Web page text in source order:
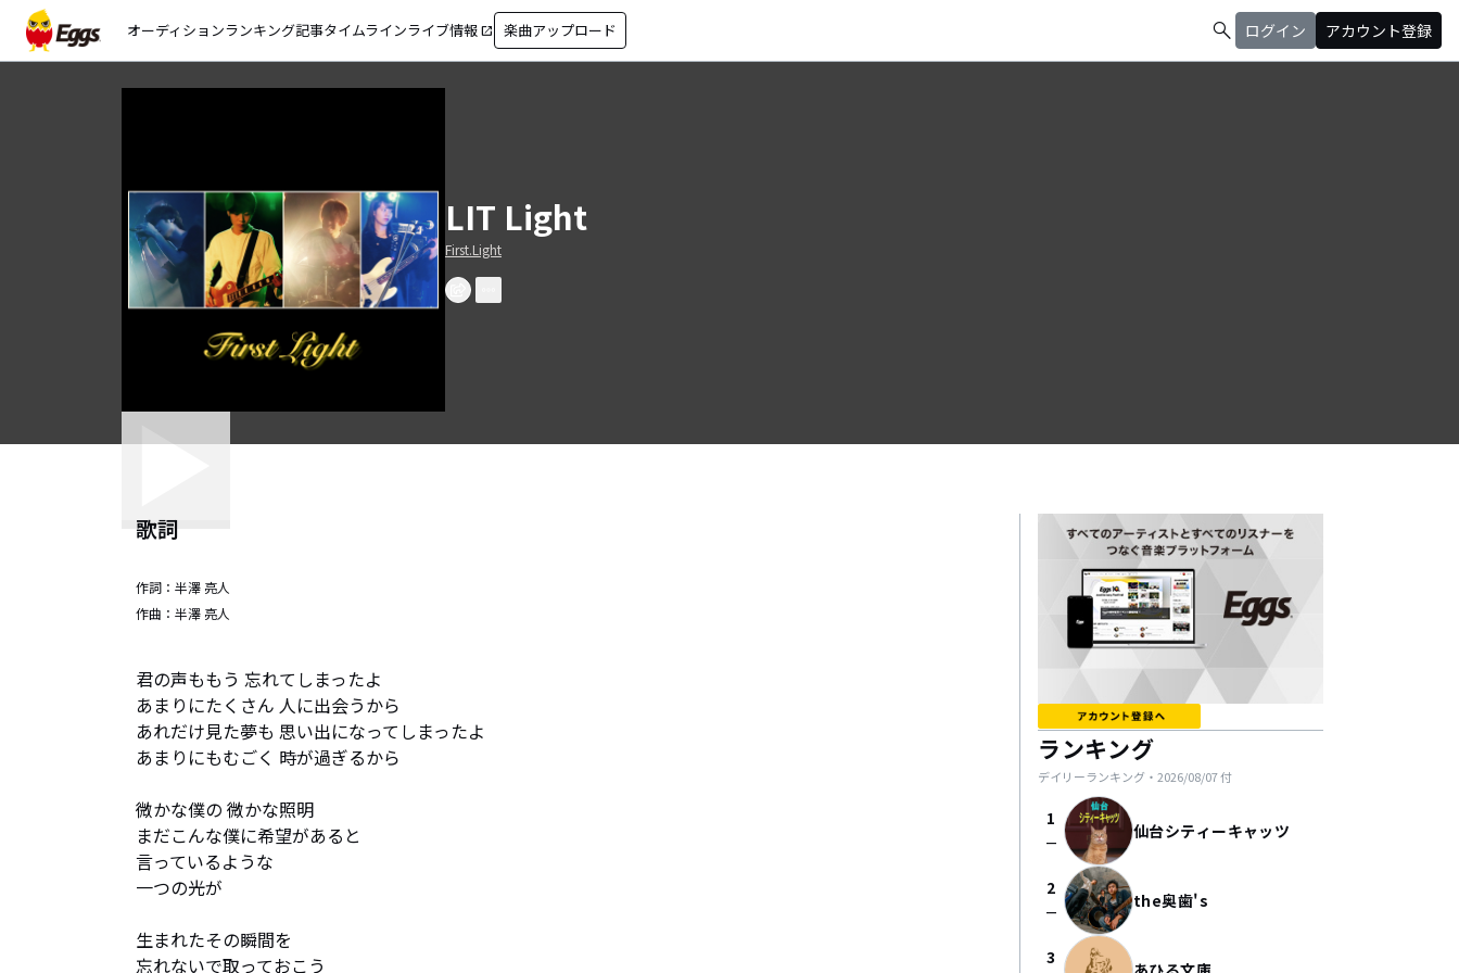
オーディションランキング記事タイムラインライブ情報 open_in_new 楽曲アップロード search ログイン アカウント登録
LIT Light
First.Light
歌詞
作詞： 半澤 亮人
作曲： 半澤 亮人
君の声ももう 忘れてしまったよ
あまりにたくさん 人に出会うから
あれだけ見た夢も 思い出になってしまったよ
あまりにもむごく 時が過ぎるから
微かな僕の 微かな照明
まだこんな僕に希望があると
言っているような
一つの光が
生まれたその瞬間を
忘れないで取っておこう
ランキング
デイリーランキング・ 2026/08/07付
1
check_indeterminate_small 仙台シティーキャッツ
2
check_indeterminate_small the奥歯's
3